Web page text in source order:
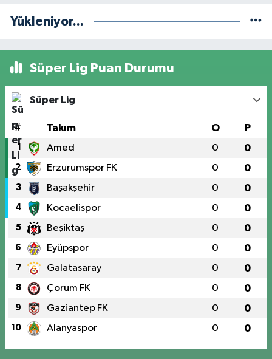
Yükleniyor...
Süper Lig Puan Durumu
Süper Lig
# Takım O P
1 Amed 0 0
2 Erzurumspor FK 0 0
3 Başakşehir 0 0
4 Kocaelispor 0 0
5 Beşiktaş 0 0
6 Eyüpspor 0 0
7 Galatasaray 0 0
8 Çorum FK 0 0
9 Gaziantep FK 0 0
10 Alanyaspor 0 0